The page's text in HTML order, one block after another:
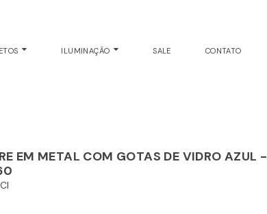
ILUMINAÇÃO SALE CONTATO
EM METAL COM GOTAS DE VIDRO AZUL -